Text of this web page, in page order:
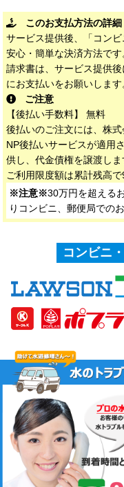
このお支払方法の詳細
サービス提供後、「コン
安心・簡単な決済方法です
請求書は、サービス提供
にお支払いをお願いします
ご注意
【後払い手数料】 無料
後払いのご注文には、株
NP後払いサービスが適用
供し、代金債権を譲渡しま
ご利用限度額は累計残高
※注意※30万円を超える
りコンビニ、郵便局での
コンビニ